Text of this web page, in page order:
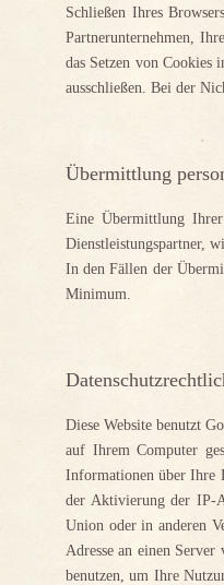
Schließen Ihres
Partnerunternehmen,
das Setzen von Cookies
ausschließen. Bei der
Übermittlung
Eine Übermittlung Ihrer
Dienstleistungspartner,
In den Fällen der
Minimum.
Diese Website benutzt
auf Ihrem Computer
Informationen über Ihre
der Aktivierung der IP-
Union oder in anderen
Adresse an einen
benutzen, um Ihre